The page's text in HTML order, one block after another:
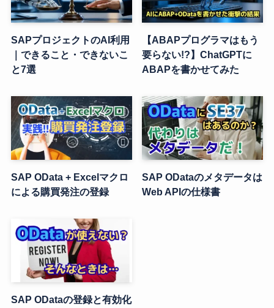
SAPプロジェクトのAI利用
｜できること・できないこ
と7選
【ABAPプログラマはもう
要らない!?】ChatGPTに
ABAPを書かせてみた
SAP OData + Excelマクロ
による購買発注の登録
SAP ODataのメタデータは
Web APIの仕様書
SAP ODataの登録と有効化